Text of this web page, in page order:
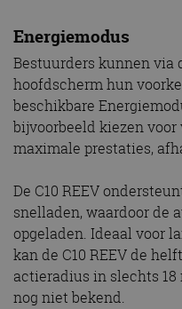
Energiemodus
Bestuurders kunnen via
hoofdscherm hun
beschikbare
bijvoorbeeld kiezen
maximale prestaties,
De C10 REEV
snelladen, waardoor de
opgeladen. Ideaal voor
kan de C10 REEV de
actieradius in slechts
nog niet bekend.